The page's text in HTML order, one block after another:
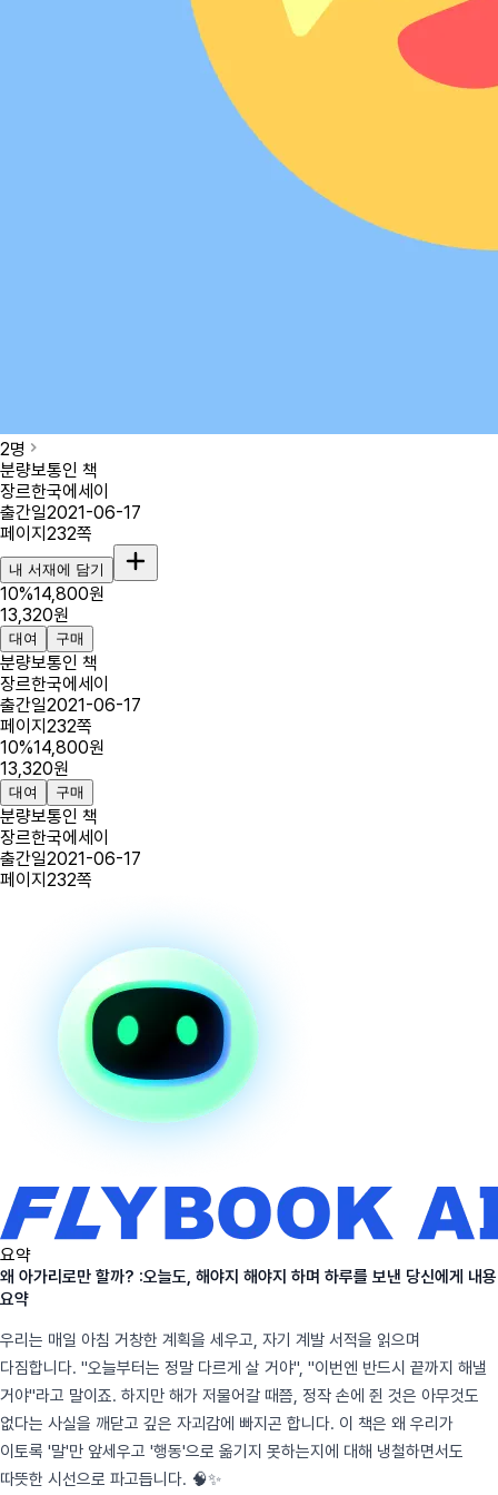
2명
분량보통인 책
장르한국에세이
출간일2021-06-17
페이지 232쪽
내 서재에 담기
10%14,800원
13,320원
대여 구매
분량보통인 책
장르한국에세이
출간일2021-06-17
페이지 232쪽
10%14,800원
13,320원
대여 구매
분량보통인 책
장르한국에세이
출간일2021-06-17
페이지 232쪽
요약
왜 아가리로만 할까? :오늘도, 해야지 해야지 하며 하루를 보낸 당신에게 내용
요약
우리는 매일 아침 거창한 계획을 세우고, 자기 계발 서적을 읽으며
다짐합니다. "오늘부터는 정말 다르게 살 거야", "이번엔 반드시 끝까지 해낼
거야"라고 말이죠. 하지만 해가 저물어갈 때쯤, 정작 손에 쥔 것은 아무것도
없다는 사실을 깨닫고 깊은 자괴감에 빠지곤 합니다. 이 책은 왜 우리가
이토록 '말'만 앞세우고 '행동'으로 옮기지 못하는지에 대해 냉철하면서도
따뜻한 시선으로 파고듭니다. 🧠✨